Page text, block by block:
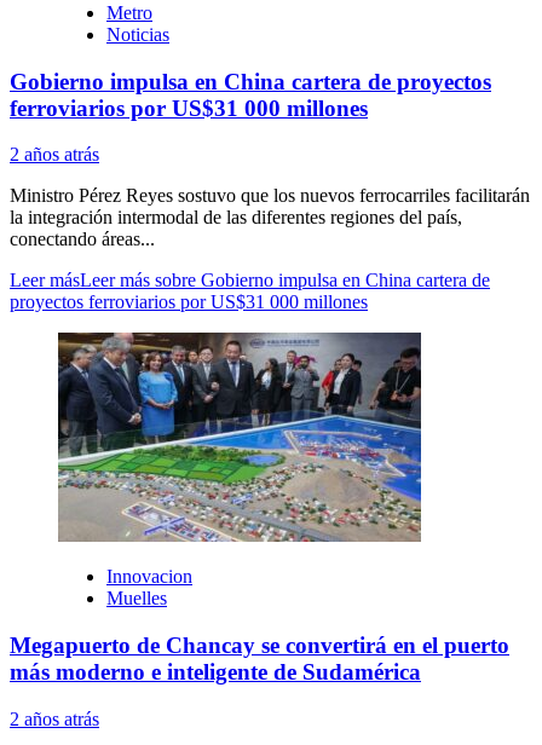
Metro
Noticias
Gobierno impulsa en China cartera de proyectos
ferroviarios por US$31 000 millones
2 años atrás
Ministro Pérez Reyes sostuvo que los nuevos ferrocarriles facilitarán
la integración intermodal de las diferentes regiones del país,
conectando áreas...
Leer másLeer más sobre Gobierno impulsa en China cartera de
proyectos ferroviarios por US$31 000 millones
Innovacion
Muelles
Megapuerto de Chancay se convertirá en el puerto
más moderno e inteligente de Sudamérica
2 años atrás